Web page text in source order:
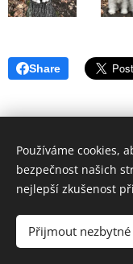
Share
Vytvořeno
Používáme cookies,
bezpečnost našich
nejlepší zkušenost
Přijmout nezbytné